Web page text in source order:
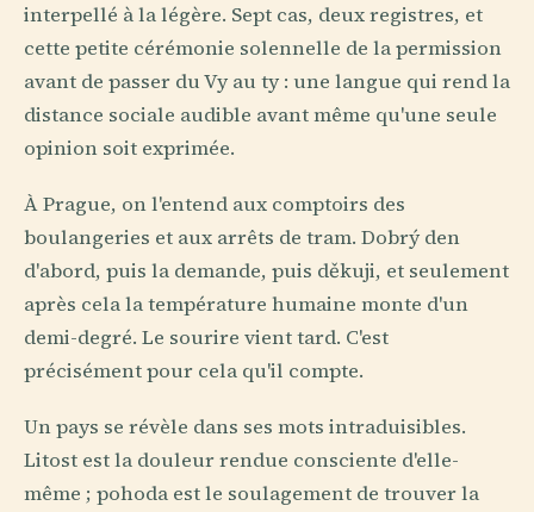
interpellé à la légère. Sept cas, deux registres, et
cette petite cérémonie solennelle de la permission
avant de passer du Vy au ty : une langue qui rend la
distance sociale audible avant même qu'une seule
opinion soit exprimée.
À Prague, on l'entend aux comptoirs des
boulangeries et aux arrêts de tram. Dobrý den
d'abord, puis la demande, puis děkuji, et seulement
après cela la température humaine monte d'un
demi-degré. Le sourire vient tard. C'est
précisément pour cela qu'il compte.
Un pays se révèle dans ses mots intraduisibles.
Litost est la douleur rendue consciente d'elle-
même ; pohoda est le soulagement de trouver la